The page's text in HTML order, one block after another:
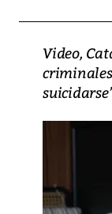
Video,
suicidarse’